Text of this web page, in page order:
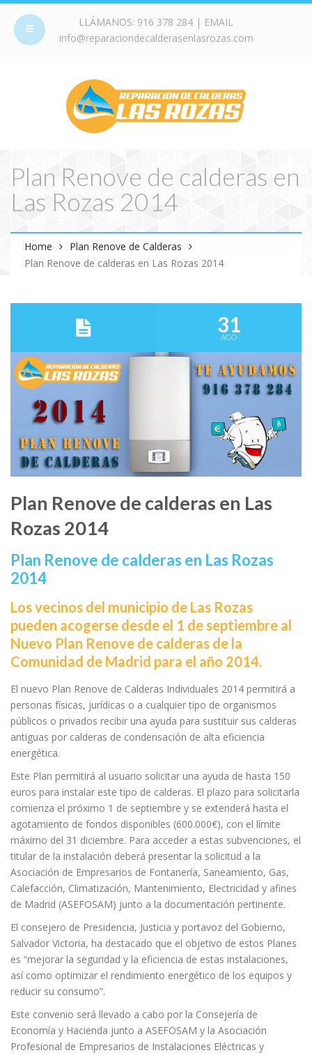
LLÁMANOS: 916 378 284 | EMAIL
info@reparaciondecalderasenlasrozas.com
Plan Renove de calderas en
Las Rozas 2014
Home
Plan Renove de Calderas
Plan Renove de calderas en Las Rozas 2014
31
AGO
Plan Renove de calderas en Las
Rozas 2014
Plan Renove de calderas en Las Rozas
2014
Los vecinos del municipio de Las Rozas
pueden acogerse desde el 1 de septiembre al
Nuevo Plan Renove de calderas de la
Comunidad de Madrid para el año 2014.
El nuevo Plan Renove de Calderas Individuales 2014 permitirá a
personas físicas, jurídicas o a cualquier tipo de organismos
públicos o privados recibir una ayuda para sustituir sus calderas
antiguas por calderas de condensación de alta eficiencia
energética.
Este Plan permitirá al usuario solicitar una ayuda de hasta 150
euros para instalar este tipo de calderas. El plazo para solicitarla
comienza el próximo 1 de septiembre y se extenderá hasta el
agotamiento de fondos disponibles (600.000€), con el límite
máximo del 31 diciembre. Para acceder a estas subvenciones, el
titular de la instalación deberá presentar la solicitud a la
Asociación de Empresarios de Fontanería, Saneamiento, Gas,
Calefacción, Climatización, Mantenimiento, Electricidad y afines
de Madrid (ASEFOSAM) junto a la documentación pertinente.
El consejero de Presidencia, Justicia y portavoz del Gobierno,
Salvador Victoria, ha destacado que el objetivo de estos Planes
es “mejorar la seguridad y la eficiencia de estas instalaciones,
así como optimizar el rendimiento energético de los equipos y
reducir su consumo”.
Este convenio será llevado a cabo por la Consejería de
Economía y Hacienda junto a ASEFOSAM y la Asociación
Profesional de Empresarios de Instalaciones Eléctricas y